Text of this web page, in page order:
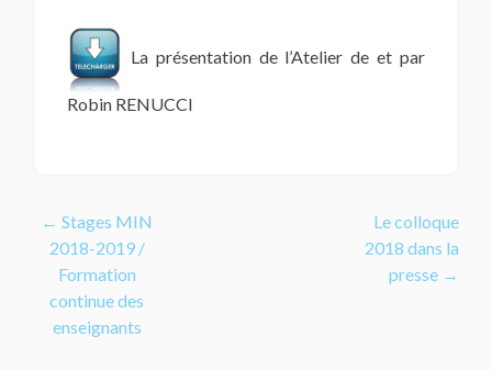
La présentation de l’Atelier de et par
Robin RENUCCI
Navigation
de
l’article
← Stages MIN
2018-2019 /
Formation
continue des
enseignants
Le colloque
2018 dans la
presse →